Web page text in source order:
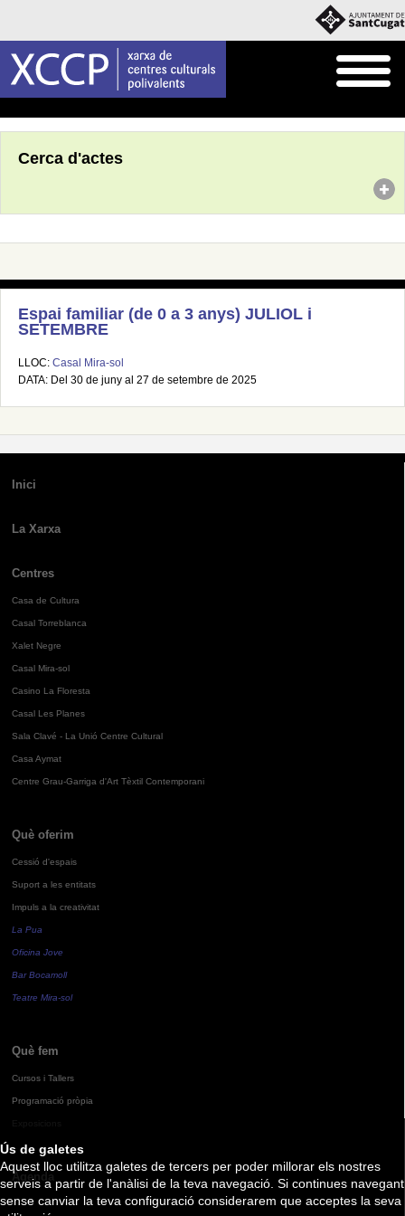
Ús de galetes
Aquest lloc utilitza galetes de tercers per poder millorar els nostres
serveis a partir de l'anàlisi de la teva navegació. Si continues navegant
sense canviar la teva configuració considerarem que acceptes la seva
Cerca d'actes
Espai familiar (de 0 a 3 anys) JULIOL i
SETEMBRE
LLOC: Casal Mira-sol
DATA: Del 30 de juny al 27 de setembre de 2025
Inici
La Xarxa
Centres
Casa de Cultura
Casal Torreblanca
Xalet Negre
Casal Mira-sol
Casino La Floresta
Casal Les Planes
Sala Clavé - La Unió Centre Cultural
Casa Aymat
Centre Grau-Garriga d'Art Tèxtil Contemporani
Què oferim
Cessió d'espais
Suport a les entitats
Impuls a la creativitat
La Pua
Oficina Jove
Bar Bocamoll
Teatre Mira-sol
Què fem
Cursos i Tallers
Programació pròpia
Agenda